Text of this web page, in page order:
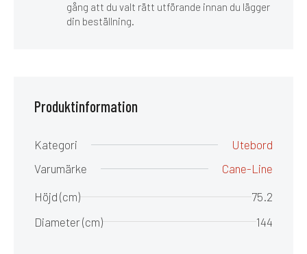
gång att du valt rätt utförande innan du lägger
din beställning.
Produktinformation
Kategori
Utebord
Varumärke
Cane-Line
Höjd (cm)
75.2
Diameter (cm)
144